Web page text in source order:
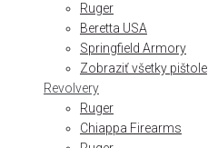
Ruger
Beretta USA
Springfield Armory
Zobraziť všetky pištole
Revolvery
Ruger
Chiappa Firearms